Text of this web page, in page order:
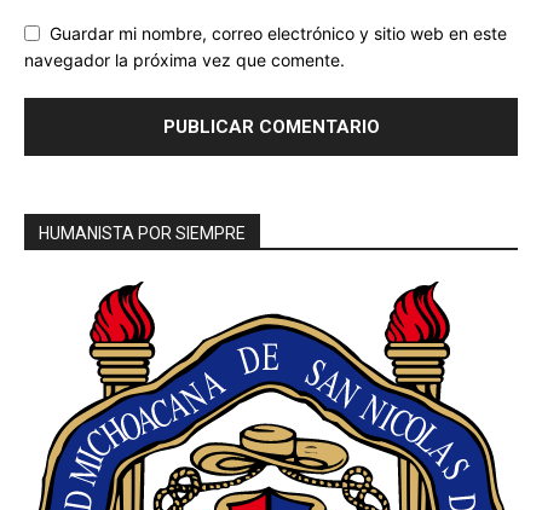
Guardar mi nombre, correo electrónico y sitio web en este
navegador la próxima vez que comente.
HUMANISTA POR SIEMPRE